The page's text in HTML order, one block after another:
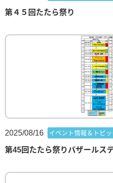
第４５回たたら祭り
2025/08/16 イベント情報＆トピッ
第45回たたら祭りバザールス